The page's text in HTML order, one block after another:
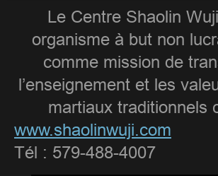
Le Centre Shaolin
organisme à but non
comme mission de
l’enseignement et les
martiaux traditionnels
www.shaolinwuji.com
Tél : 579-488-4007